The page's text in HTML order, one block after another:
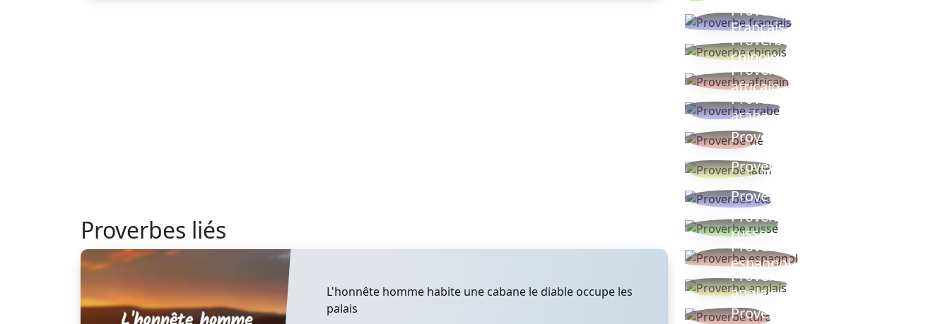
Proverbes liés
L'honnête homme habite une cabane le diable occupe les
palais
Proverbe
Français
Proverbe
chinois
Proverbe
africain
Proverbe
arabe
Proverbe vie
Proverbe latin
Proverbes ete
Proverbe
russe
Proverbe
espagnol
Proverbe
anglais
Proverbe turc